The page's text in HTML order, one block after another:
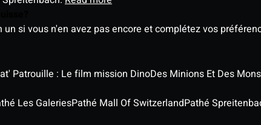
si vous n'en avez pas encore et complétez vos
Patrouille : Le film mission DinoDes Minions Et Des
Les GaleriesPathé Mall Of SwitzerlandPathé